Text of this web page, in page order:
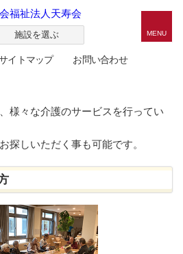
施設を選ぶ
イトマップ お問い合わせ
様々な介護のサービスを行ってい
探しいただく事も可能です。
MENU